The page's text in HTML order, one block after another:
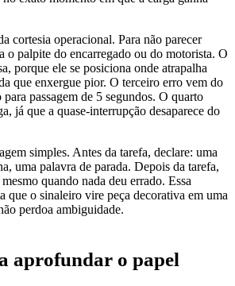
cortesia operacional. Para não parecer
o palpite do encarregado ou do motorista. O
porque ele se posiciona onde atrapalha
que enxergue pior. O terceiro erro vem do
passagem de 5 segundos. O quarto
já que a quase-interrupção desaparece do
simples. Antes da tarefa, declare: uma
uma palavra de parada. Depois da tarefa,
quando nada deu errado. Essa
que o sinaleiro vire peça decorativa em uma
perdoa ambiguidade.
aprofundar o papel